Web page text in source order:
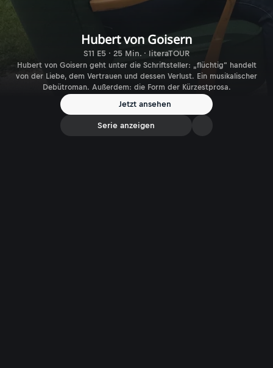
Hubert von Goisern
S11 E5 · 25 Min. · literaTOUR
Hubert von Goisern geht unter die Schriftsteller: „flüchtig“ handelt
von der Liebe, dem Vertrauen und dessen Verlust. Ein musikalischer
Debütroman. Außerdem: die Form der Kürzestprosa.
Jetzt ansehen
Serie anzeigen